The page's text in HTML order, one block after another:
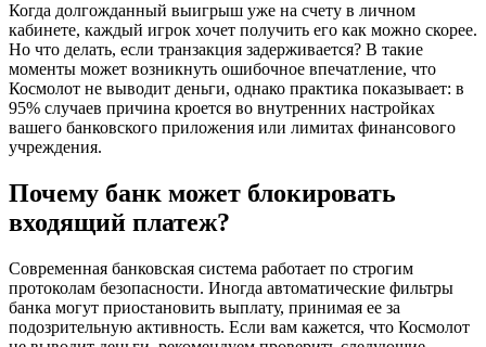
Когда долгожданный выигрыш уже на счету в личном
кабинете, каждый игрок хочет получить его как можно скорее.
Но что делать, если транзакция задерживается? В такие
моменты может возникнуть ошибочное впечатление, что
Космолот не выводит деньги, однако практика показывает: в
95% случаев причина кроется во внутренних настройках
вашего банковского приложения или лимитах финансового
учреждения.
Почему банк может блокировать
входящий платеж?
Современная банковская система работает по строгим
протоколам безопасности. Иногда автоматические фильтры
банка могут приостановить выплату, принимая ее за
подозрительную активность. Если вам кажется, что Космолот